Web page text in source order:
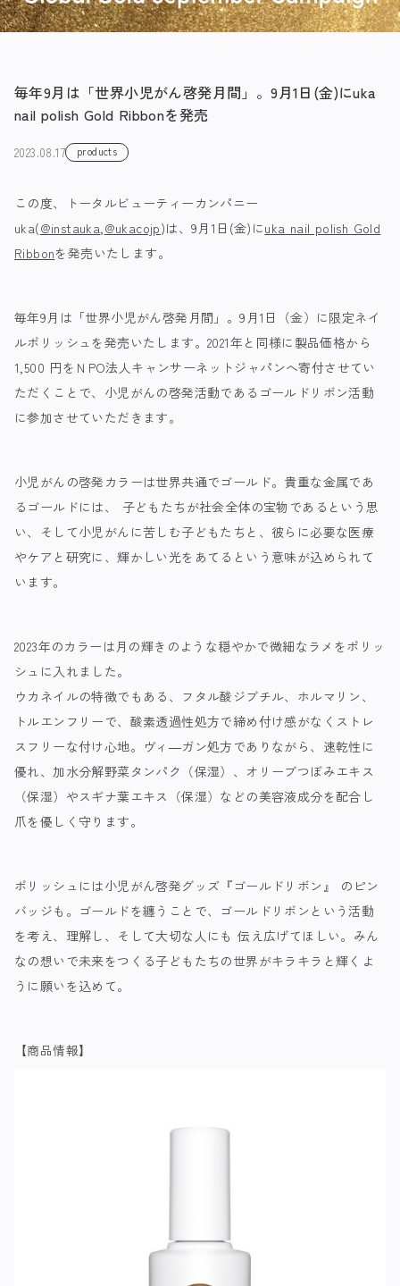
毎年9月は「世界小児がん啓発月間」。9月1日(金)にuka
nail polish Gold Ribbonを発売
2023.08.17 products
この度、トータルビューティーカンパニー
uka(@instauka @ukacojp)は、9 月 1 日(金)にuka nail polish Gold
Ribbonを発売いたします。
毎年9月は「世界小児がん啓発月間」。9月1日（金）に限定ネイ
ルポリッシュを発売いたします。2021年と同様に製品価格から
1,500 円をＮPO法人キャンサーネットジャパンへ寄付させてい
ただくこ とで、小児がんの啓発活動であるゴールドリボン活動
に参加させていただきます。
小児がんの啓発カラーは世界共通でゴールド。貴重な金属であ
るゴールドには、 子どもたちが社会全体の宝物であるという思
い、そして小児がんに苦しむ子どもたちと、彼らに必要な医療
やケアと研究に、輝かしい光をあてるという意味が込められて
います。
2023年のカラーは月の輝きのような穏やかで微細なラメをポリッ
シュに入れました。
ウカネイルの特徴でもある、フタル酸ジブチル、ホルマリン、
トルエンフリーで、酸素透過性処方で締め付け感がなくストレ
スフリーな付け心地。ヴィ―ガン処方でありながら、速乾性に
優れ、加水分解野菜タンパク（保湿）、オリーブつぼみエキス
（保湿）やスギナ葉エキス（保湿）などの美容液成分を配合し
爪を優しく守ります。
ポリッシュには小児がん啓発グッズ『ゴールドリボン』 のピン
バッジも。ゴールドを纏うことで、ゴールドリボンという活動
を考え、理解し、そして大切な人にも 伝え広げてほしい。みん
なの想いで未来をつくる子どもたちの世界がキラキラと輝くよ
うに願いを込めて。
【商品情報】